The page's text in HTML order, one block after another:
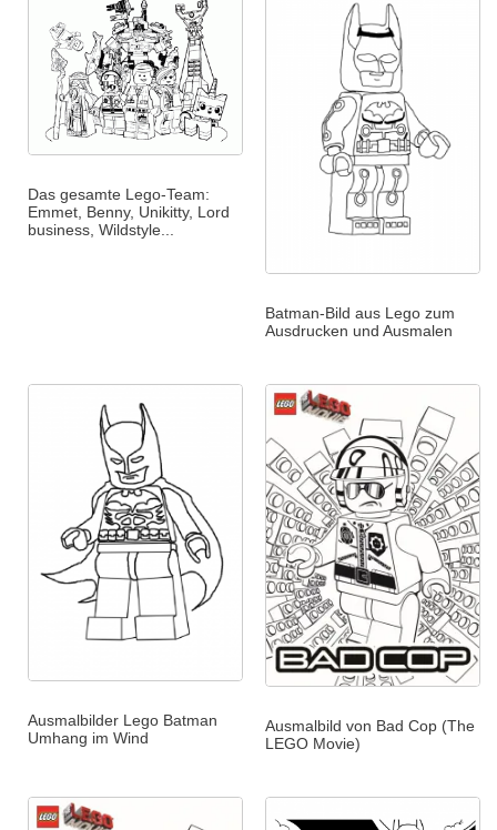
Das gesamte Lego-Team:
Emmet, Benny, Unikitty, Lord
business, Wildstyle...
Batman-Bild aus Lego zum
Ausdrucken und Ausmalen
Ausmalbilder Lego Batman
Umhang im Wind
Ausmalbild von Bad Cop (The
LEGO Movie)